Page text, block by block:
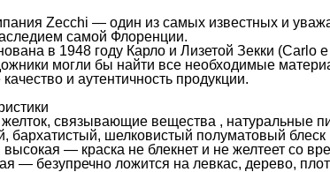
Zecchi — один из самых известных и
самой Флоренции.
в 1948 году Карло и Лизетой Зекки (Carlo
могли бы найти все необходимые
и аутентичность продукции.
связывающие вещества , натуральные
шелковистый полуматовый блеск
— краска не блекнет и не желтеет со
— безупречно ложится на левкас, дерево,